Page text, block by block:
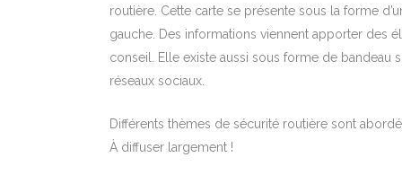
routière. Cette carte se présente sous la forme
gauche. Des informations viennent apporter des
conseil. Elle existe aussi sous forme de bandeau
réseaux sociaux.
Différents thèmes de sécurité routière sont
À diffuser largement !